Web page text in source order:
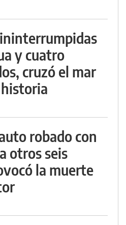
y cuatro
cruzó el mar
robado con
otros seis
la muerte